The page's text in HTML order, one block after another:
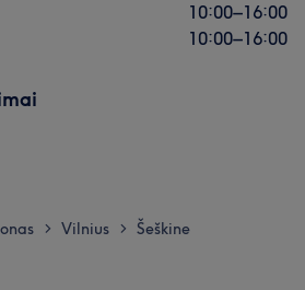
10:00–16:00
10:00–16:00
> Vilnius > Šeškine